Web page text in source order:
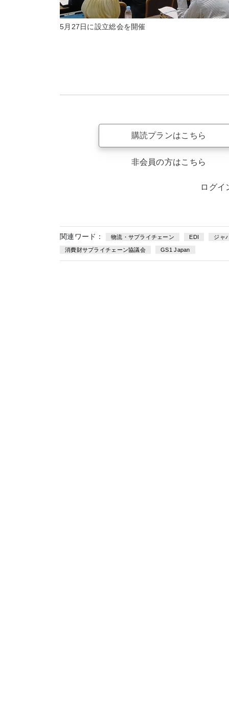
5月27日に設立総会を開催
購読プランはこちら
非会員の方はこちら
ログイ
関連ワード： 物流・サプライチェーン EDI ジャ
消費財サプライチェーン協議会 GS1 Japan